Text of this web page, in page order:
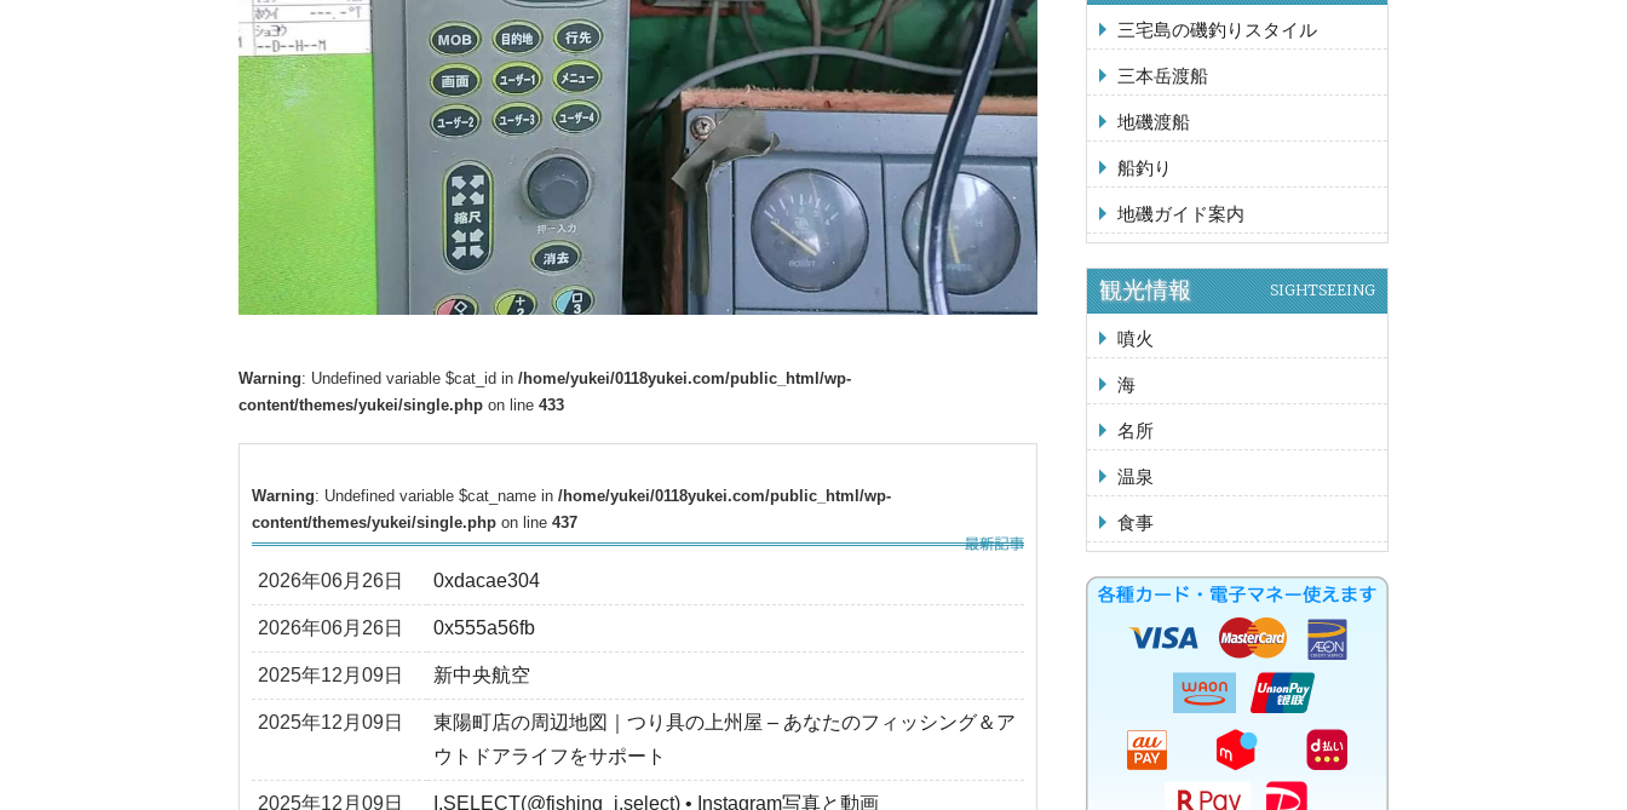
Warning: Undefined variable $cat_id in /home/yukei/0118yukei.com/public_html/wp-
content/themes/yukei/single.php on line 433
Warning: Undefined variable $cat_name in /home/yukei/0118yukei.com/public_html/wp-
content/themes/yukei/single.php on line 437
2026年06月26日 0xdacae304
2026年06月26日 0x555a56fb
2025年12月09日 新中央航空
2025年12月09日
東陽町店の周辺地図｜つり具の上州屋 – あなたのフィッシング＆ア
ウトドアライフをサポート
2025年12月09日 I.SELECT(@fishing_i.select) • Instagram写真と動画
三宅島の磯釣りスタイル
三本岳渡船
地磯渡船
船釣り
地磯ガイド案内
観光情報 SIGHTSEEING
噴火
海
名所
温泉
食事